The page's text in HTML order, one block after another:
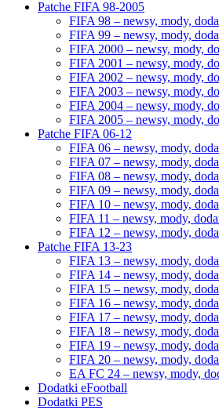
Patche FIFA 98-2005
FIFA 98 – newsy, mody,
FIFA 99 – newsy, mody,
FIFA 2000 – newsy, mody,
FIFA 2001 – newsy, mody,
FIFA 2002 – newsy, mody,
FIFA 2003 – newsy, mody,
FIFA 2004 – newsy, mody,
FIFA 2005 – newsy, mody,
Patche FIFA 06-12
FIFA 06 – newsy, mody,
FIFA 07 – newsy, mody,
FIFA 08 – newsy, mody,
FIFA 09 – newsy, mody,
FIFA 10 – newsy, mody,
FIFA 11 – newsy, mody,
FIFA 12 – newsy, mody,
Patche FIFA 13-23
FIFA 13 – newsy, mody,
FIFA 14 – newsy, mody,
FIFA 15 – newsy, mody,
FIFA 16 – newsy, mody,
FIFA 17 – newsy, mody,
FIFA 18 – newsy, mody,
FIFA 19 – newsy, mody,
FIFA 20 – newsy, mody,
EA FC 24 – newsy, mody,
Dodatki eFootball
Dodatki PES